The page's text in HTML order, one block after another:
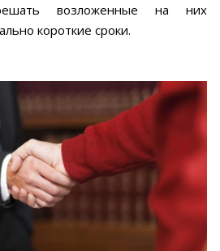
возложенные на них
короткие сроки.